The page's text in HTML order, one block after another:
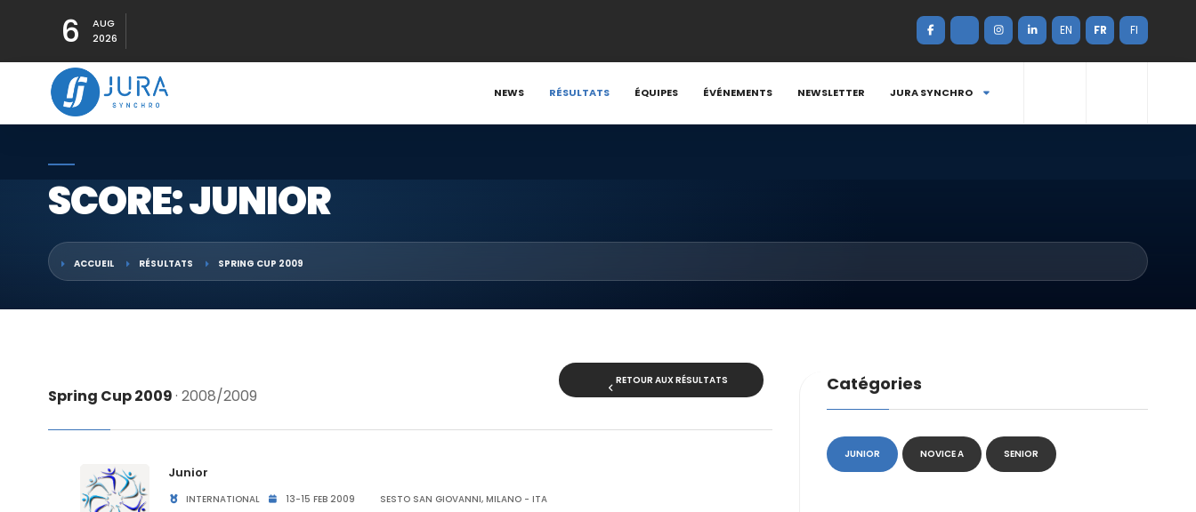
6
AUG
2026
EN FR FI
NEWS RÉSULTATS ÉQUIPES ÉVÉNEMENTS NEWSLETTER JURA SYNCHRO
SCORE: JUNIOR
ACCUEIL RÉSULTATS SPRING CUP 2009
Spring Cup 2009· 2008/2009
RETOUR AUX RÉSULTATS
Junior
INTERNATIONAL 13-15 FEB 2009 SESTO SAN GIOVANNI, MILANO - ITA
Catégories
JUNIOR NOVICE A SENIOR